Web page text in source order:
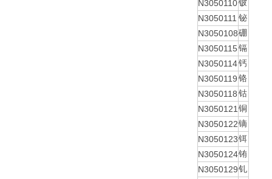
N3050110铍
N3050111 铋
N3050108硼
N3050115镉
N3050114钙
N3050119 铬
N3050118 钴
N3050121 铜
N3050122镝
N3050123铒
N3050124铕
N3050129钆